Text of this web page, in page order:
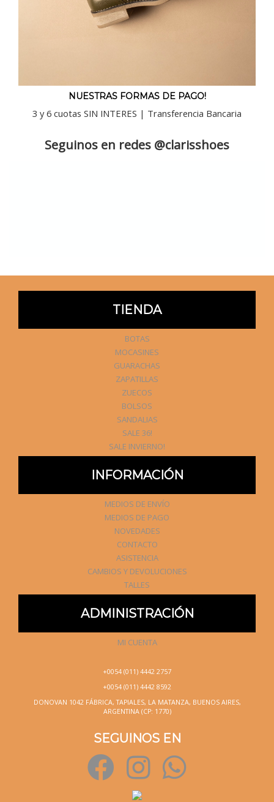
NUESTRAS FORMAS DE PAGO!
3 y 6 cuotas SIN INTERES | Transferencia Bancaria
Seguinos en redes @clarisshoes
TIENDA
BOTAS
MOCASINES
GUARACHAS
ZAPATILLAS
ZUECOS
BOLSOS
SANDALIAS
SALE 36!
SALE INVIERNO!
INFORMACIÓN
MEDIOS DE ENVÍO
MEDIOS DE PAGO
NOVEDADES
CONTACTO
ASISTENCIA
CAMBIOS Y DEVOLUCIONES
TALLES
ADMINISTRACIÓN
MI CUENTA
+0054 (011) 4442 2757
+0054 (011) 4442 8592
DONOVAN 1042 FÁBRICA, TAPIALES, LA MATANZA, BUENOS AIRES,
ARGENTINA (CP: 1770)
SEGUINOS EN